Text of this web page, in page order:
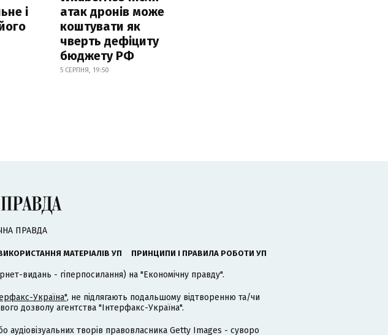
і
атак дронів може
коштувати як
чверть дефіциту
бюджету РФ
5 СЕРПНЯ, 19:50
ПРАВДА
МАТЕРІАЛІВ УП ПРИНЦИПИ І ПРАВИЛА РОБОТИ УП
видань - гіперпосилання) на "Економічну правду".
Україна", не підлягають подальшому відтворенню та/чи
дозволу агентства "Інтерфакс-Україна".
аудіовізуальних творів правовласника Getty Images - суворо